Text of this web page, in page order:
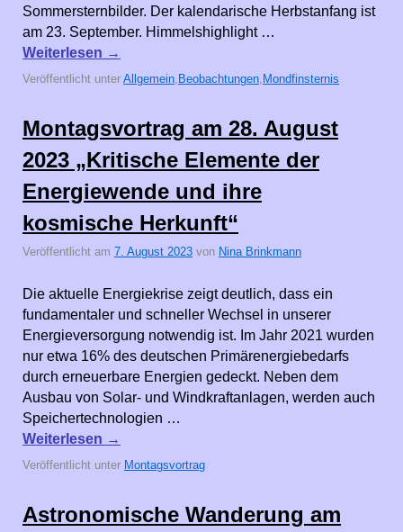
Sommersternbilder. Der kalendarische Herbstanfang ist
am 23. September. Himmelshighlight …
Weiterlesen →
Veröffentlicht unter Allgemein, Beobachtungen, Mondfinsternis
Montagsvortrag am 28. August
2023 „Kritische Elemente der
Energiewende und ihre
kosmische Herkunft“
Veröffentlicht am 7. August 2023 von Nina Brinkmann
Die aktuelle Energiekrise zeigt deutlich, dass ein
fundamentaler und schneller Wechsel in unserer
Energieversorgung notwendig ist. Im Jahr 2021 wurden
nur etwa 16% des deutschen Primärenergiebedarfs
durch erneuerbare Energien gedeckt. Neben dem
Ausbau von Solar- und Windkraftanlagen, werden auch
Speichertechnologien …
Weiterlesen →
Veröffentlicht unter Montagsvortrag
Astronomische Wanderung am